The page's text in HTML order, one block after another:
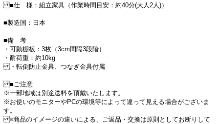
■仕 様：組立家具（作業時間目安：約40分(大人2人)）
■製造国：日本
■備 考
・可動棚板：3枚（3cm間隔3段階）
・耐荷重：約10kg
・転倒防止金具、つなぎ金具付属
■ご注意
※一部地域は別途送料を頂戴いたします。
※お使いのモニターやPCの環境等によって違って見える場合がございま
す。
※商品のイメージの違いによる、ご返品・交換は原則としてお断りして